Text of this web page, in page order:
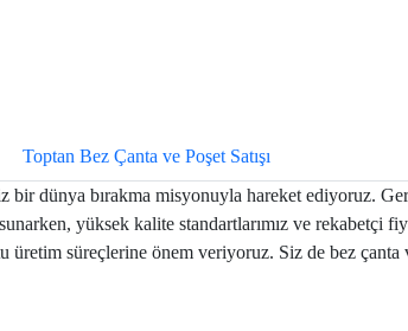
Toptan Bez Çanta ve Poşet Satışı
bir dünya bırakma misyonuyla hareket ediyoruz.
yüksek kalite standartlarımız ve rekabetçi
süreçlerine önem veriyoruz. Siz de bez çanta